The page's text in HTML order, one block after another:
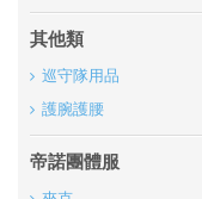
其他類
巡守隊用品
護腕護腰
帝諾團體服